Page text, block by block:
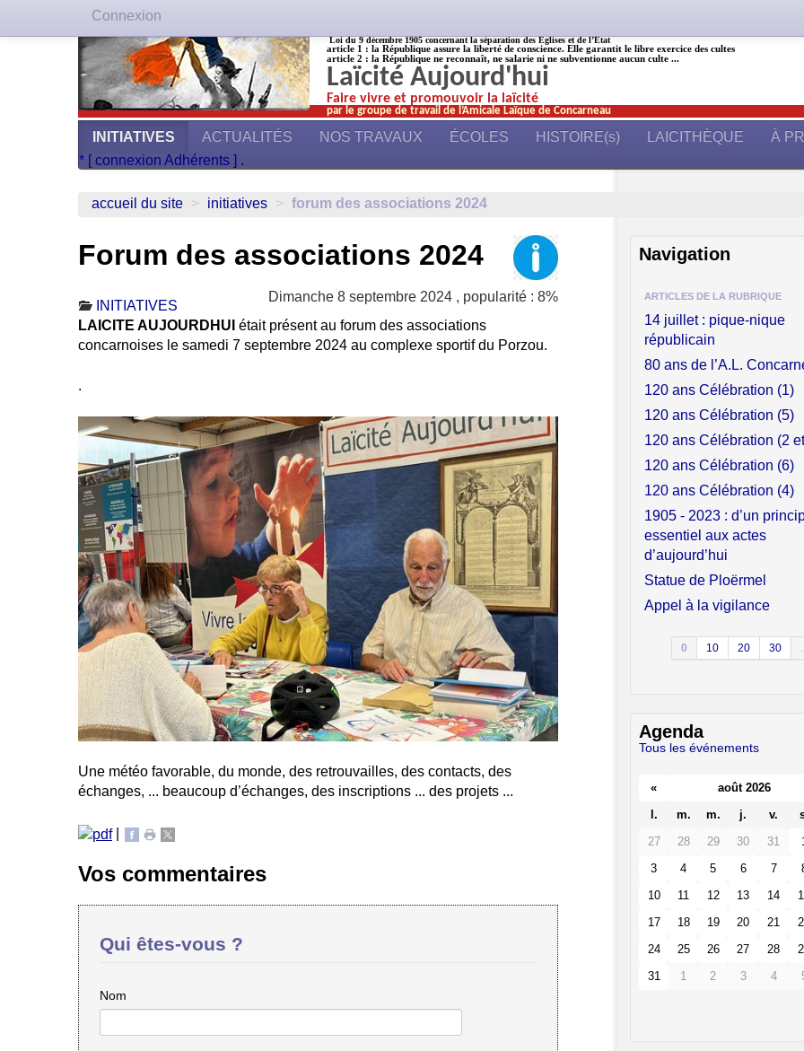
Loi du 9 décembre 1905 concernant la séparation des Églises et de l’État
article 1 : la République assure la liberté de conscience. Elle garantit le libre exercice des cultes
article 2 : la République ne reconnaît, ne salarie ni ne subventionne aucun culte ...
Laïcité Aujourd'hui
Faire vivre et promouvoir la laïcité
par le groupe de travail de l’Amicale Laïque de Concarneau
INITIATIVES ACTUALITÉS NOS TRAVAUX ÉCOLES HISTOIRE(s) LAICITHÈQUE À
* [ connexion Adhérents ] .
accueil du site > initiatives > forum des associations 2024
Forum des associations 2024
Dimanche 8 septembre 2024 , popularité : 8%
INITIATIVES
LAICITE AUJOURDHUI était présent au forum des associations
concarnoises le samedi 7 septembre 2024 au complexe sportif du Porzou.
.
Une météo favorable, du monde, des retrouvailles, des contacts, des
échanges, ... beaucoup d’échanges, des inscriptions ... des projets ...
|
Vos commentaires
Qui êtes-vous ?
Nom
Navigation
ARTICLES DE LA RUBRIQUE
14 juillet : pique-nique
républicain
80 ans de l’A.L.
120 ans Célébration (1)
120 ans Célébration (5)
120 ans Célébration (2
120 ans Célébration (6)
120 ans Célébration (4)
1905 - 2023 : d’un
essentiel aux actes
d’aujourd’hui
Statue de Ploërmel
Appel à la vigilance
0 10 20 30
Agenda
Tous les événements
« août 2026
l.
m. m. j. v.
27
28 29 30 31
3
4 5 6 7
10
11 12 13 14
17
18 19 20 21
24
25 26 27 28
31
1 2 3 4
Connexion